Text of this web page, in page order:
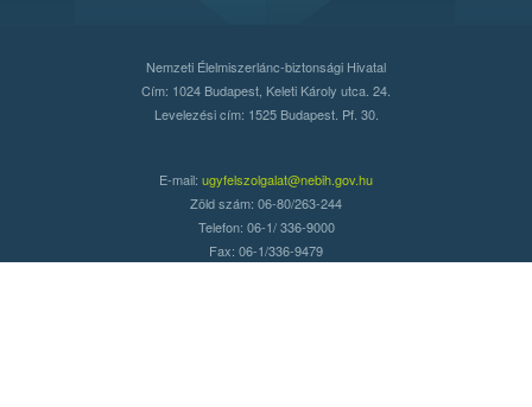
Nemzeti Élelmiszerlánc-biztonsági Hivatal
Cím: 1024 Budapest, Keleti Károly utca. 24.
Levelezési cím: 1525 Budapest. Pf. 30.
E-mail: ugyfelszolgalat@nebih.gov.hu
Zöld szám: 06-80/263-244
Telefon: 06-1/ 336-9000
Fax: 06-1/336-9479